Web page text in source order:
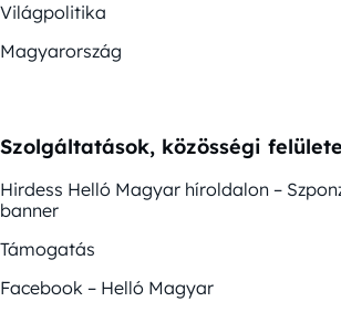
Világpolitika
Magyarország
Szolgáltatások, közösségi
Hirdess Helló Magyar híroldalon –
banner
Támogatás
Facebook – Helló Magyar